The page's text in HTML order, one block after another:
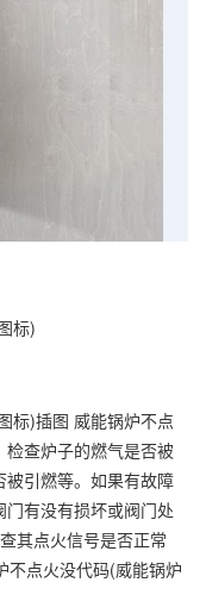
标)
标)插图 威能锅炉不点
查炉子的燃气是否被
引燃等。如果有故障
有没有损坏或阀门处
点火信号是否正常